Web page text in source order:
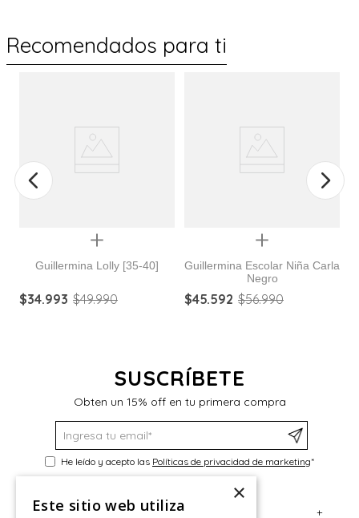
Recomendados para ti
Quickview
Guillermina Lolly [35-40]
$34.993 $49.990
Quickview
Guillermina Escolar Niña Carla
Negro
$45.592 $56.990
SUSCRÍBETE
Obten un 15% off en tu primera compra
He leído y acepto las Políticas de privacidad de marketing*
Servicio al Consumidor +
×
Este sitio web utiliza